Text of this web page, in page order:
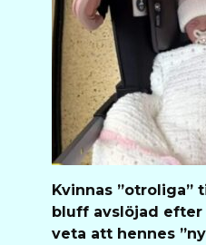
Kvinnas ”otroliga”
bluff avslöjad
veta att hennes